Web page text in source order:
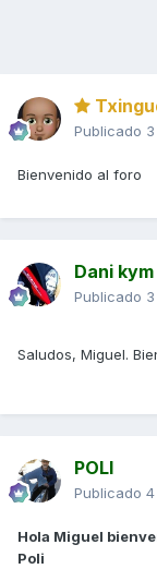
Publicado
Bienvenido al foro
Dani kym
Publicado
Saludos, Miguel.
POLI
Publicado
Hola Miguel
Poli